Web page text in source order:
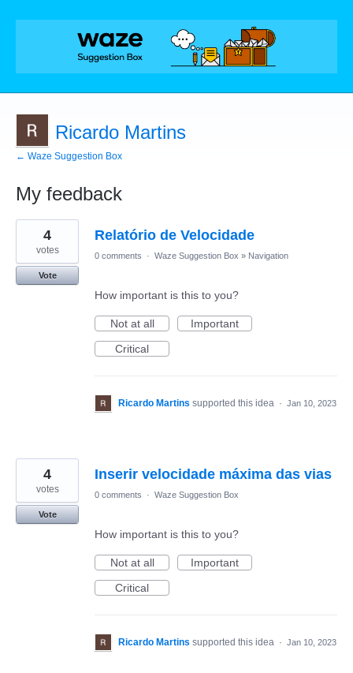
Ricardo Martins
← Waze Suggestion Box
My feedback
4
results
found
Relatório de Velocidade
4
votes
Vote
0 comments · Waze Suggestion Box » Navigation
How important is this to you?
Not at all
Important
Critical
Ricardo Martins supported this idea · Jan 10, 2023
Inserir velocidade máxima das vias
4
votes
Vote
0 comments · Waze Suggestion Box
How important is this to you?
Not at all
Important
Critical
Ricardo Martins supported this idea · Jan 10, 2023